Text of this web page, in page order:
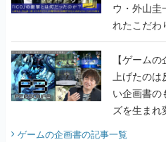
ウ・外山圭
れたこだわ
画書】
【ゲーム
上げたのは
い企画書の
ズを生まれ
ビュー】
ゲームの企画書の記事一覧